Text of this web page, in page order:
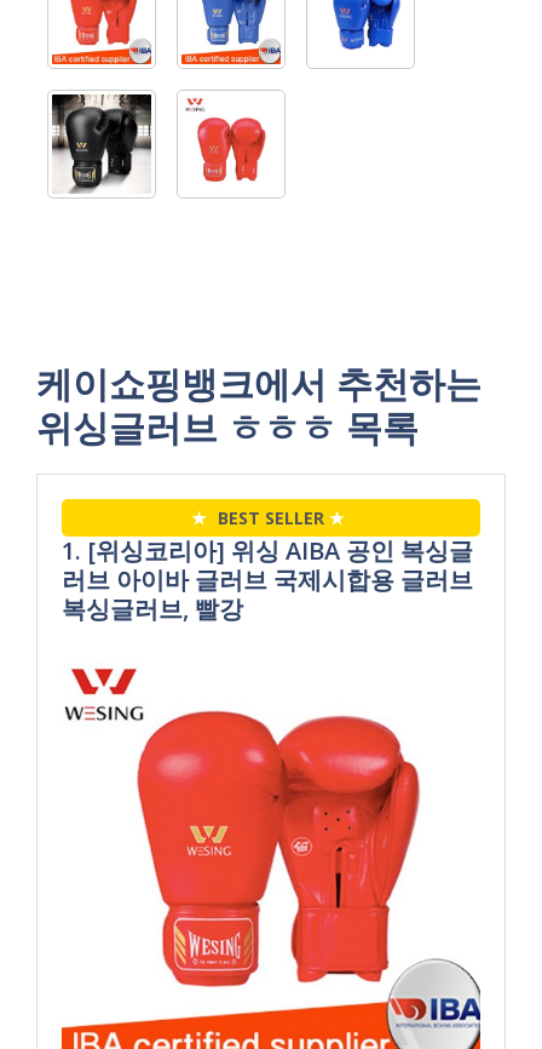
케이쇼핑뱅크에서 추천하는
위싱글러브 ㅎㅎㅎ 목록
★ BEST SELLER ★
1. [위싱코리아] 위싱 AIBA 공인 복싱글
러브 아이바 글러브 국제시합용 글러브
복싱글러브, 빨강